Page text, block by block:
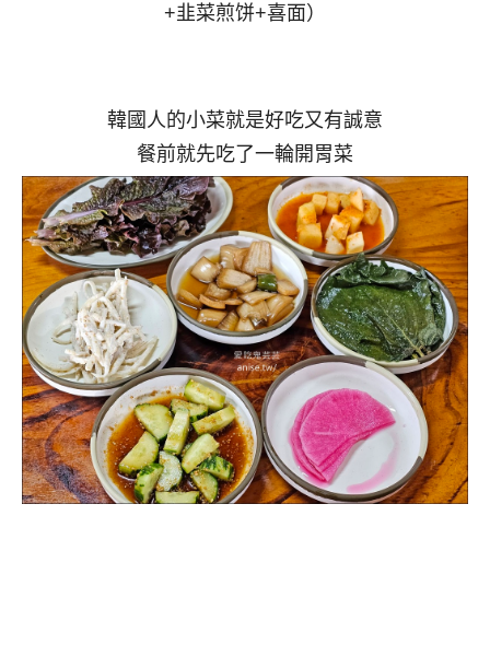
+韭菜煎饼+喜面）
韓國人的小菜就是好吃又有誠意
餐前就先吃了一輪開胃菜